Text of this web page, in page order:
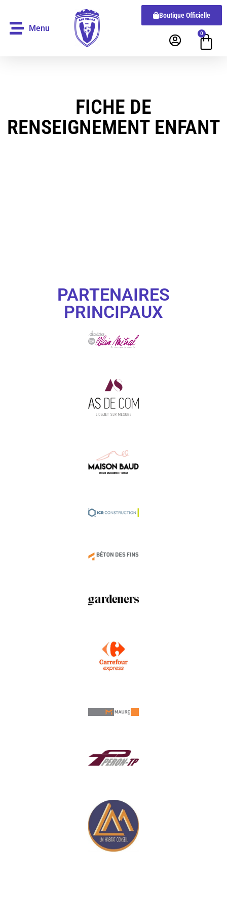
Menu
Boutique Officielle
0
FICHE DE
RENSEIGNEMENT ENFANT
PARTENAIRES
PRINCIPAUX